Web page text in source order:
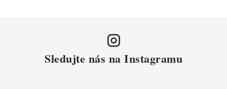
Sledujte nás na Instagramu